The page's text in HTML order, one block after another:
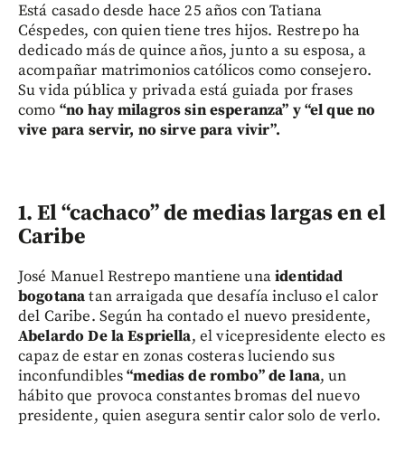
Está casado desde hace 25 años con Tatiana
Céspedes, con quien tiene tres hijos. Restrepo ha
dedicado más de quince años, junto a su esposa, a
acompañar matrimonios católicos como consejero.
Su vida pública y privada está guiada por frases
como “no hay milagros sin esperanza” y “el que no
vive para servir, no sirve para vivir”.
1. El “cachaco” de medias largas en el
Caribe
José Manuel Restrepo mantiene unaidentidad
bogotanatan arraigada que desafía incluso el calor
del Caribe. Según ha contado el nuevo presidente,
Abelardo De la Espriella, el vicepresidente electo es
capaz de estar en zonas costeras luciendo sus
inconfundibles“medias de rombo” de lana, un
hábito que provoca constantes bromas del nuevo
presidente, quien asegura sentir calor solo de verlo.